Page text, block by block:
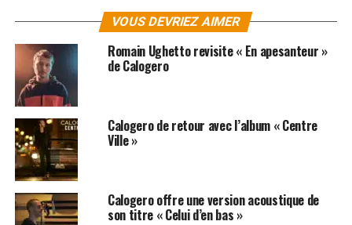
VOUS DEVRIEZ AIMER
Romain Ughetto revisite « En apesanteur »
de Calogero
Calogero de retour avec l’album « Centre
Ville »
Calogero offre une version acoustique de
son titre « Celui d’en bas »